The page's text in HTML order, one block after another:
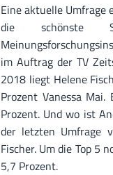
Eine aktuelle Umfrage
die schönste
im Auftrag der TV
2018 liegt Helene
Prozent Vanessa
Prozent. Und wo ist
der letzten Umfrage
Fischer. Um die Top 5
5,7 Prozent.